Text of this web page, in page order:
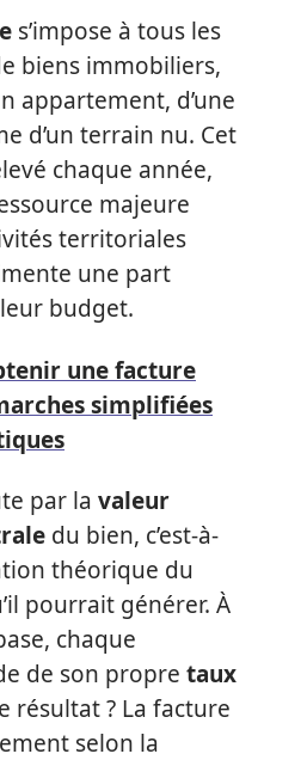
s’impose à tous les
biens immobiliers,
appartement, d’une
d’un terrain nu. Cet
chaque année,
majeure
territoriales
une part
budget.
une facture
simplifiées
par la valeur
du bien, c’est-à-
théorique du
pourrait générer. À
chaque
de son propre taux
résultat ? La facture
selon la